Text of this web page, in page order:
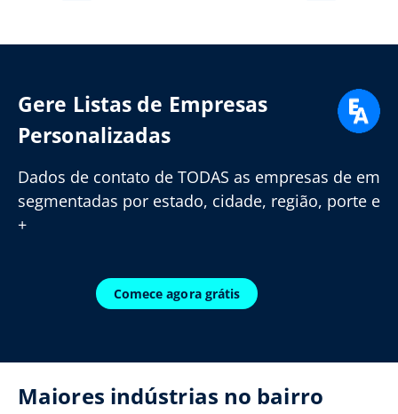
Gere Listas de Empresas
Personalizadas
Dados de contato de TODAS as empresas de em
segmentadas por estado, cidade, região, porte e
+
Comece agora grátis
Maiores indústrias no bairro